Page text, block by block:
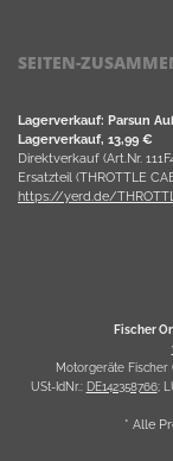
SEITEN-
Lagerverkauf: Parsun
Lagerverkauf, 13,99 €
Direktverkauf (Art.Nr.
Ersatzteil (THROTTLE
https://yerd.de/
Fischer
Motorgeräte Fischer
USt-IdNr.: DE142358766;
* Alle